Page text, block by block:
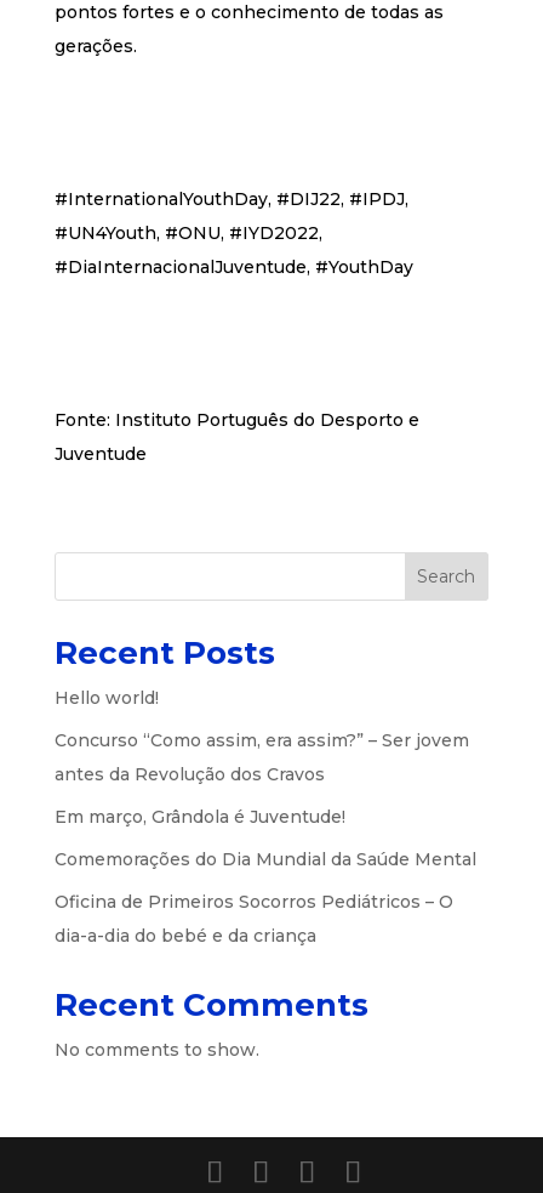
pontos fortes e o conhecimento de todas as
gerações.
#InternationalYouthDay, #DIJ22, #IPDJ,
#UN4Youth, #ONU, #IYD2022,
#DiaInternacionalJuventude, #YouthDay
Fonte: Instituto Português do Desporto e
Juventude
Search
Recent Posts
Hello world!
Concurso “Como assim, era assim?” – Ser jovem
antes da Revolução dos Cravos
Em março, Grândola é Juventude!
Comemorações do Dia Mundial da Saúde Mental
Oficina de Primeiros Socorros Pediátricos – O
dia-a-dia do bebé e da criança
Recent Comments
No comments to show.